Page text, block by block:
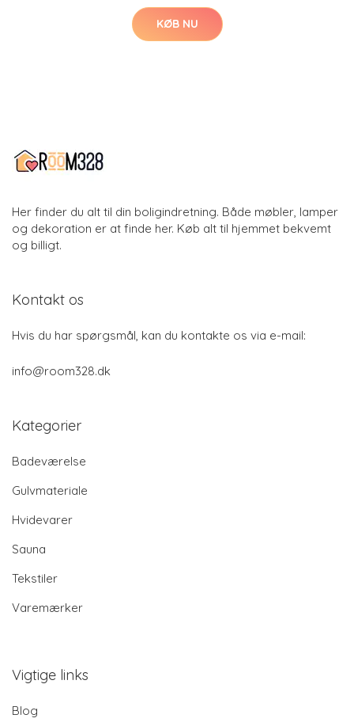
KØB NU
Her finder du alt til din boligindretning. Både møbler, lamper
og dekoration er at finde her. Køb alt til hjemmet bekvemt
og billigt.
Kontakt os
Hvis du har spørgsmål, kan du kontakte os via e-mail:
info@room328.dk
Kategorier
Badeværelse
Gulvmateriale
Hvidevarer
Sauna
Tekstiler
Varemærker
Vigtige links
Blog